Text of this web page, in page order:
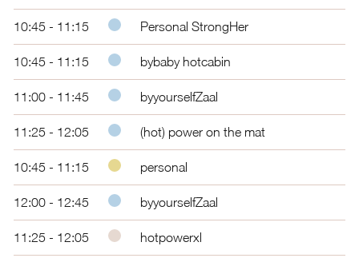
10:45 - 11:15 Personal StrongHer
10:45 - 11:15 bybaby hotcabin
11:00 - 11:45 byyourselfZaal
11:25 - 12:05 (hot) power on the mat
10:45 - 11:15 personal
12:00 - 12:45 byyourselfZaal
11:25 - 12:05 hotpowerxl